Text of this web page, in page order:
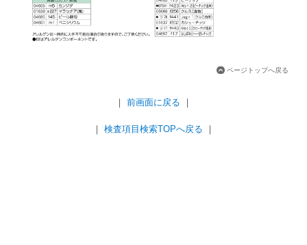
ページトップへ戻る
｜ 前画面に戻る ｜
｜ 検査項目検索TOPへ戻る ｜